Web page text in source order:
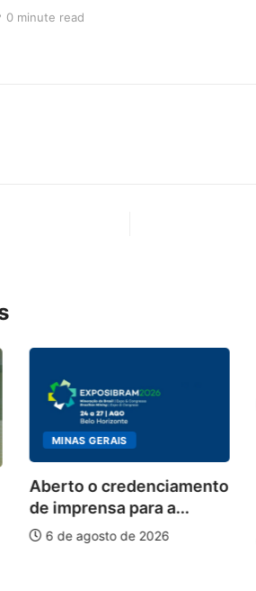
0 minute read
MINAS GERAIS
Aberto o credenciamento
de imprensa para a...
6 de agosto de 2026